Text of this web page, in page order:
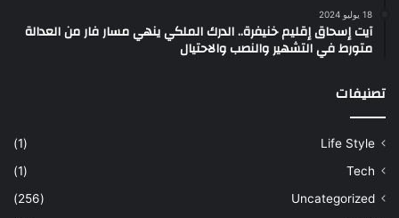
18 يوليو 2024
آيت إسحاق إقليم خنيفرة.. الدرك الملكي ينهي مسار فار من العدالة
متورط في التشهير والنصب والاحتيال
تصنيفات
Life Style
(1)
Tech
(1)
Uncategorized
(256)